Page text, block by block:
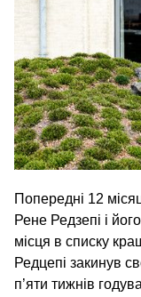
Попередні 12
Рене Редзепі і
місця в списку
Редцепі закинув
п’яти тижнів